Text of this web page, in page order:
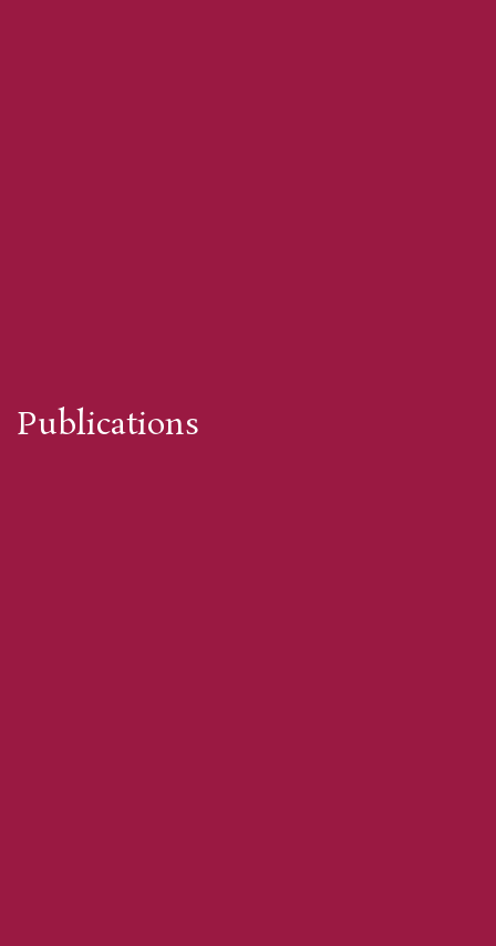
Publications